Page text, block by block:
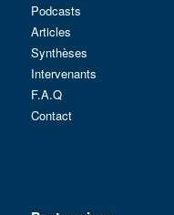
Podcasts
Articles
Synthèses
Intervenants
F.A.Q
Contact